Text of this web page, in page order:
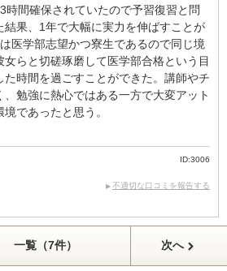
時間確保されていたので予習復習と問
結果、1年で大幅に実力を伸ばすことが
医学部志望かつ寮生であるので同じ境
らと切磋琢磨して医学部合格という目
時間を過ごすことができた。講師やチ
、勉強に熱心ではある一方で大変アット
であったと思う。
ID:3006
不適切な口コミを報告する
一覧（7件） 次へ